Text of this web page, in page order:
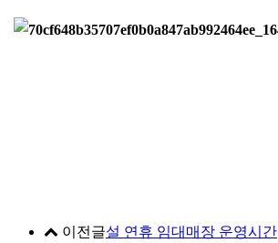
이전글설 연휴 임대매장 운영시간